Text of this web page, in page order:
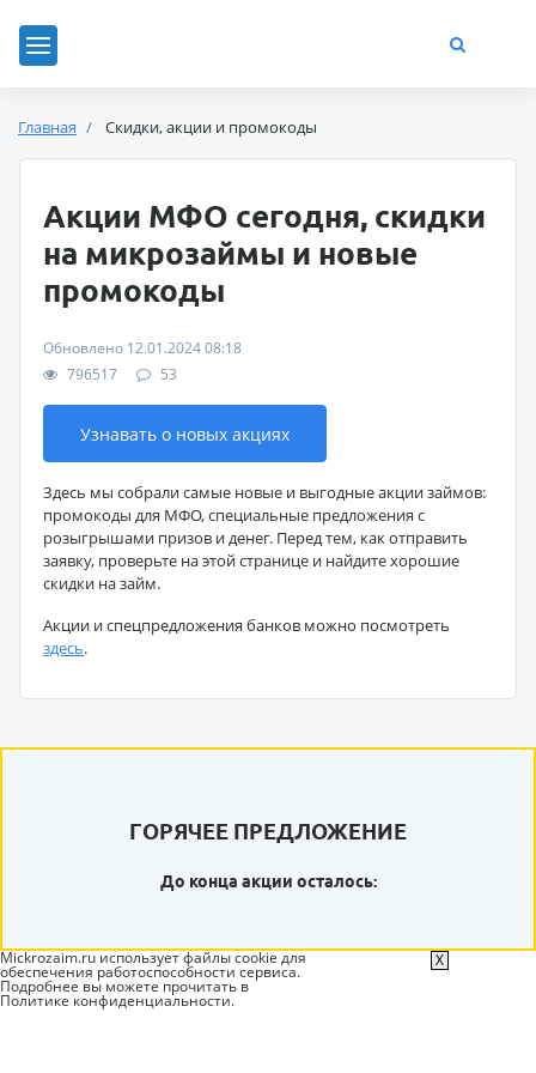
Главная Скидки, акции и промокоды
Акции МФО сегодня, скидки
на микрозаймы и новые
промокоды
Обновлено 12.01.2024 08:18
796517
53
Узнавать о новых акциях
Здесь мы собрали самые новые и выгодные акции займов:
промокоды для МФО, специальные предложения с
розыгрышами призов и денег. Перед тем, как отправить
заявку, проверьте на этой странице и найдите хорошие
скидки на займ.
Акции и спецпредложения банков можно посмотреть
здесь.
ГОРЯЧЕЕ ПРЕДЛОЖЕНИЕ
До конца акции осталось:
Mickrozaim.ru использует файлы cookie для
обеспечения работоспособности сервиса.
Подробнее вы можете прочитать в
Политике конфиденциальности.
X